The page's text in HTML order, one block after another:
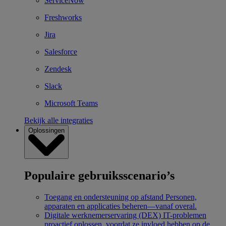
Freshworks
Jira
Salesforce
Zendesk
Slack
Microsoft Teams
Bekijk alle integraties
Oplossingen
Populaire gebruiksscenario’s
Toegang en ondersteuning op afstand Personen,
apparaten en applicaties beheren—vanaf overal.
Digitale werknemerservaring (DEX) IT-problemen